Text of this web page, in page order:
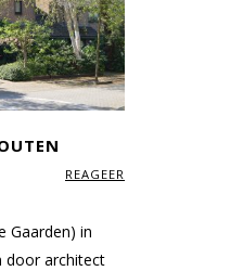
REAGEER
Gaarden) in
door architect